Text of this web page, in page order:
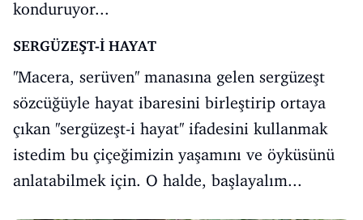
konduruyor...
SERGÜZEŞT-İ HAYAT
''Macera, serüven'' manasına gelen sergüzeşt
sözcüğüyle hayat ibaresini birleştirip ortaya
çıkan ''sergüzeşt-i hayat'' ifadesini kullanmak
istedim bu çiçeğimizin yaşamını ve öyküsünü
anlatabilmek için. O halde, başlayalım...